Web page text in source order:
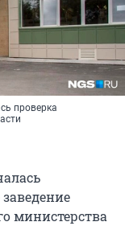
проверка
министерства